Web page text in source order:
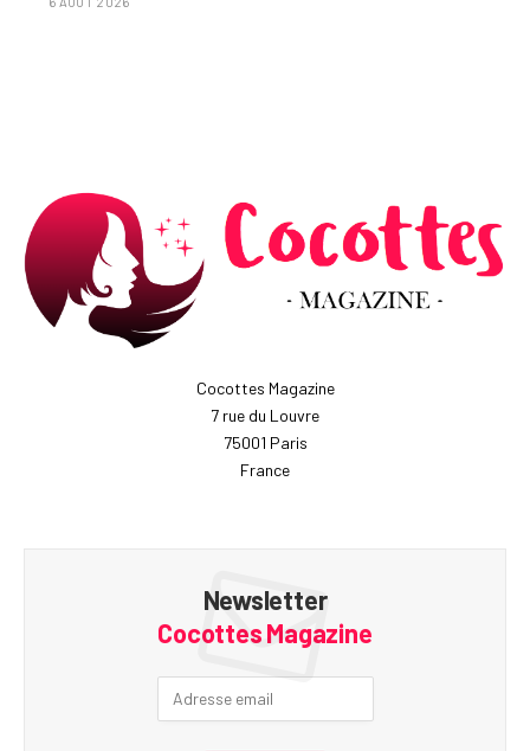
Cocottes Magazine
7 rue du Louvre
75001 Paris
France
Newsletter
Cocottes Magazine